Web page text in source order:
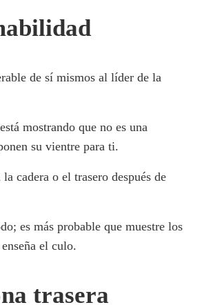
de sí mismos al líder de la
mostrando que no es una
su vientre para ti.
cadera o el trasero después de
es más probable que muestre los
el culo.
trasera